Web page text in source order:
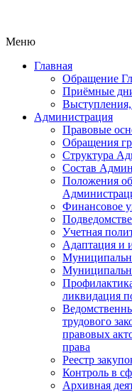
Меню
Главная
Обращение
Приёмные
Администрация
Правовые
Обращения
Структура
Состав
Положения
Финансовое
Учетная
Адаптация и
ликвидация
трудового
правовых
права
Реестр
Контроль в
Архивная